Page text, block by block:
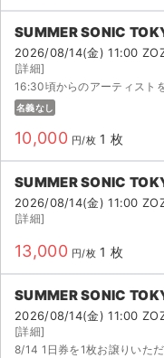
SUMMER SONIC
2026/08/14(金) 11:00
[詳細]
名義なし
10,000 円/枚 1 枚
SUMMER SONIC
2026/08/14(金) 11:00
[詳細]
13,000 円/枚 1 枚
SUMMER SONIC
2026/08/14(金) 11:00
[詳細]
8/14 1日券を1枚お譲りいた